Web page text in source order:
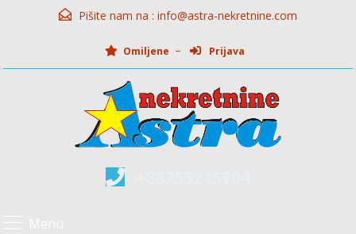
Pišite nam na : info@astra-nekretnine.com
Omiljene Prijava